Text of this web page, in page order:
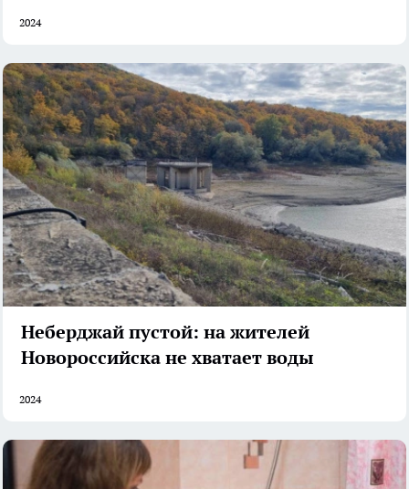
2024
Неберджай пустой: на жителей
Новороссийска не хватает воды
2024